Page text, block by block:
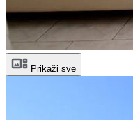
Prikaži sve